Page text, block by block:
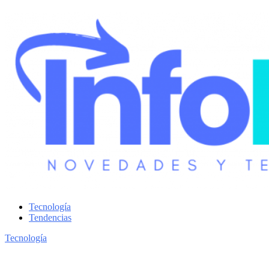
Tecnología
Tendencias
Tecnología